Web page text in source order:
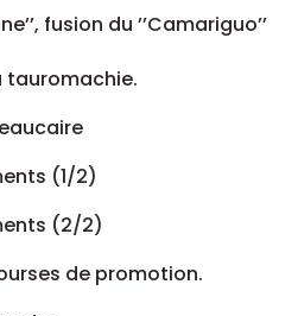
fusion du ’’Camariguo’’
tauromachie.
(1/2)
(2/2)
de promotion.